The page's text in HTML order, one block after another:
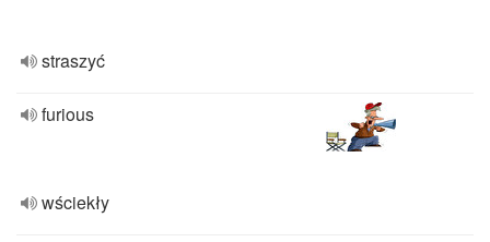
straszyć
furious
wściekły